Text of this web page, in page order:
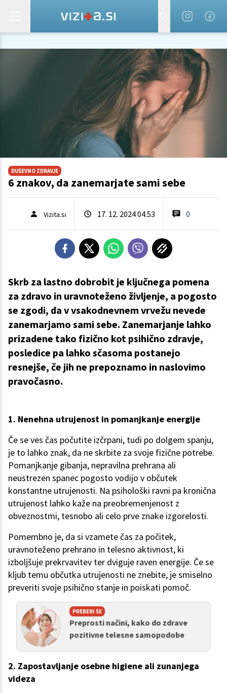
DUŠEVNO ZDRAVJE
6 znakov, da zanemarjate sami sebe
Vizita.si 17. 12. 2024 04.53 0
Skrb za lastno dobrobit je ključnega pomena
za zdravo in uravnoteženo življenje, a pogosto
se zgodi, da v vsakodnevnem vrvežu nevede
zanemarjamo sami sebe. Zanemarjanje lahko
prizadene tako fizično kot psihično zdravje,
posledice pa lahko sčasoma postanejo
resnejše, če jih ne prepoznamo in naslovimo
pravočasno.
1. Nenehna utrujenost in pomanjkanje energije
Če se ves čas počutite izčrpani, tudi po dolgem spanju,
je to lahko znak, da ne skrbite za svoje fizične potrebe.
Pomanjkanje gibanja, nepravilna prehrana ali
neustrezen spanec pogosto vodijo v občutek
konstantne utrujenosti. Na psihološki ravni pa kronična
utrujenost lahko kaže na preobremenjenost z
obveznostmi, tesnobo ali celo prve znake izgorelosti.
Pomembno je, da si vzamete čas za počitek,
uravnoteženo prehrano in telesno aktivnost, ki
izboljšuje prekrvavitev ter dviguje raven energije. Če se
kljub temu občutka utrujenosti ne znebite, je smiselno
preveriti svoje psihično stanje in poiskati pomoč.
PREBERI ŠE
Preprosti načini, kako do zdrave
pozitivne telesne samopodobe
2. Zapostavljanje osebne higiene ali zunanjega
videza